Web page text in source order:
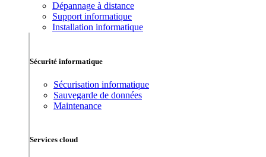
Dépannage à distance
Support informatique
Installation informatique
Sécurité informatique
Sécurisation informatique
Sauvegarde de données
Maintenance
Services cloud